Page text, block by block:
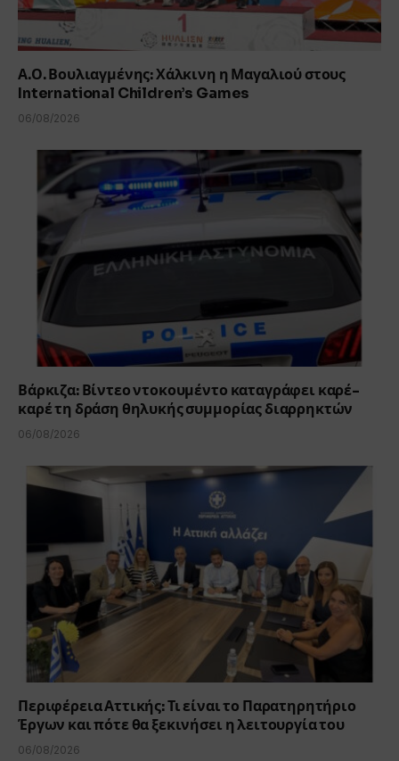
Α.Ο. Βουλιαγμένης: Χάλκινη η Μαγαλιού στους
International Children’s Games
06/08/2026
Βάρκιζα: Βίντεο ντοκουμέντο καταγράφει καρέ-
καρέ τη δράση θηλυκής συμμορίας διαρρηκτών
06/08/2026
Περιφέρεια Αττικής: Τι είναι το Παρατηρητήριο
Έργων και πότε θα ξεκινήσει η λειτουργία του
06/08/2026